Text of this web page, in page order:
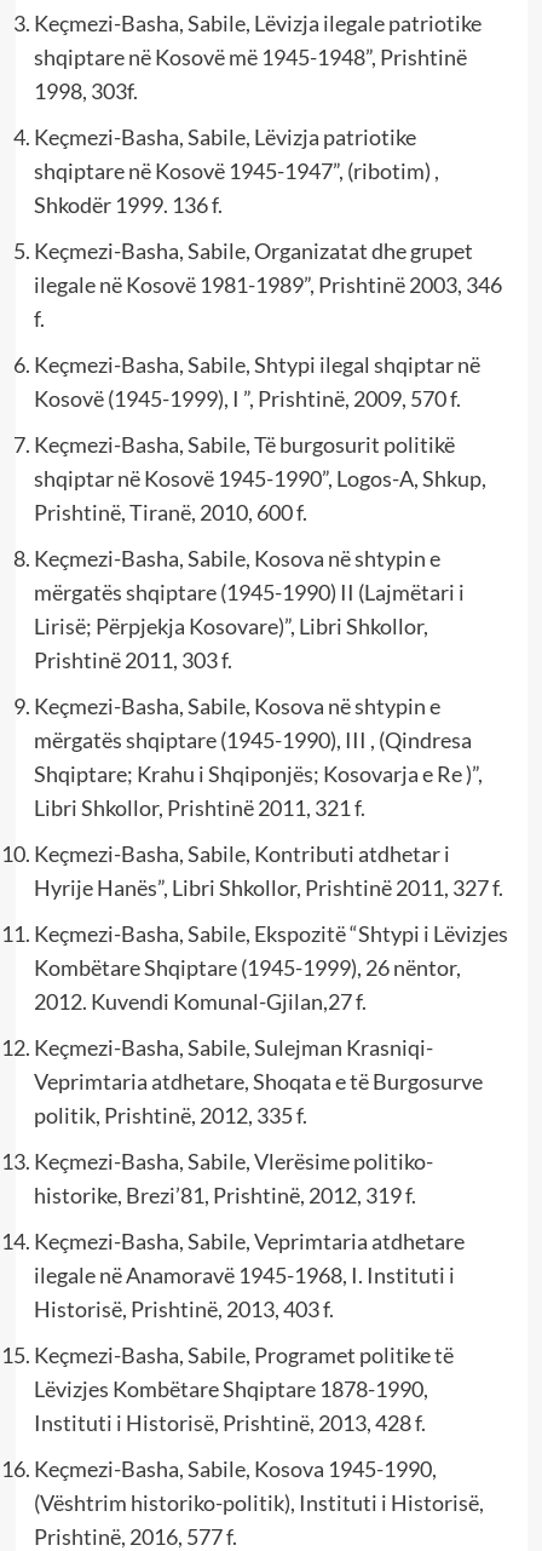
Keçmezi-Basha, Sabile, Lëvizja ilegale patriotike
shqiptare në Kosovë më 1945-1948”, Prishtinë
1998, 303f.
Keçmezi-Basha, Sabile, Lëvizja patriotike
shqiptare në Kosovë 1945-1947”, (ribotim) ,
Shkodër 1999. 136 f.
Keçmezi-Basha, Sabile, Organizatat dhe grupet
ilegale në Kosovë 1981-1989”, Prishtinë 2003, 346
f.
Keçmezi-Basha, Sabile, Shtypi ilegal shqiptar në
Kosovë (1945-1999), I ”, Prishtinë, 2009, 570 f.
Keçmezi-Basha, Sabile, Të burgosurit politikë
shqiptar në Kosovë 1945-1990”, Logos-A, Shkup,
Prishtinë, Tiranë, 2010, 600 f.
Keçmezi-Basha, Sabile, Kosova në shtypin e
mërgatës shqiptare (1945-1990) II (Lajmëtari i
Lirisë; Përpjekja Kosovare)”, Libri Shkollor,
Prishtinë 2011, 303 f.
Keçmezi-Basha, Sabile, Kosova në shtypin e
mërgatës shqiptare (1945-1990), III , (Qindresa
Shqiptare; Krahu i Shqiponjës; Kosovarja e Re )”,
Libri Shkollor, Prishtinë 2011, 321 f.
Keçmezi-Basha, Sabile, Kontributi atdhetar i
Hyrije Hanës”, Libri Shkollor, Prishtinë 2011, 327 f.
Keçmezi-Basha, Sabile, Ekspozitë “Shtypi i Lëvizjes
Kombëtare Shqiptare (1945-1999), 26 nëntor,
2012. Kuvendi Komunal-Gjilan,27 f.
Keçmezi-Basha, Sabile, Sulejman Krasniqi-
Veprimtaria atdhetare, Shoqata e të Burgosurve
politik, Prishtinë, 2012, 335 f.
Keçmezi-Basha, Sabile, Vlerësime politiko-
historike, Brezi’81, Prishtinë, 2012, 319 f.
Keçmezi-Basha, Sabile, Veprimtaria atdhetare
ilegale në Anamoravë 1945-1968, I. Instituti i
Historisë, Prishtinë, 2013, 403 f.
Keçmezi-Basha, Sabile, Programet politike të
Lëvizjes Kombëtare Shqiptare 1878-1990,
Instituti i Historisë, Prishtinë, 2013, 428 f.
Keçmezi-Basha, Sabile, Kosova 1945-1990,
(Vështrim historiko-politik), Instituti i Historisë,
Prishtinë, 2016, 577 f.